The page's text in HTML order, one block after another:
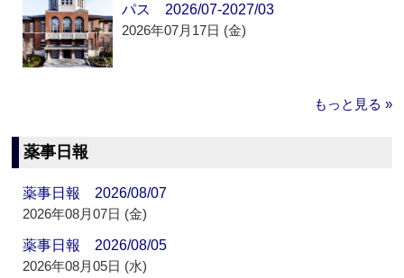
パス 2026/07-2027/03
2026年07月17日 (金)
もっと見る »
薬事日報
薬事日報 2026/08/07
2026年08月07日 (金)
薬事日報 2026/08/05
2026年08月05日 (水)